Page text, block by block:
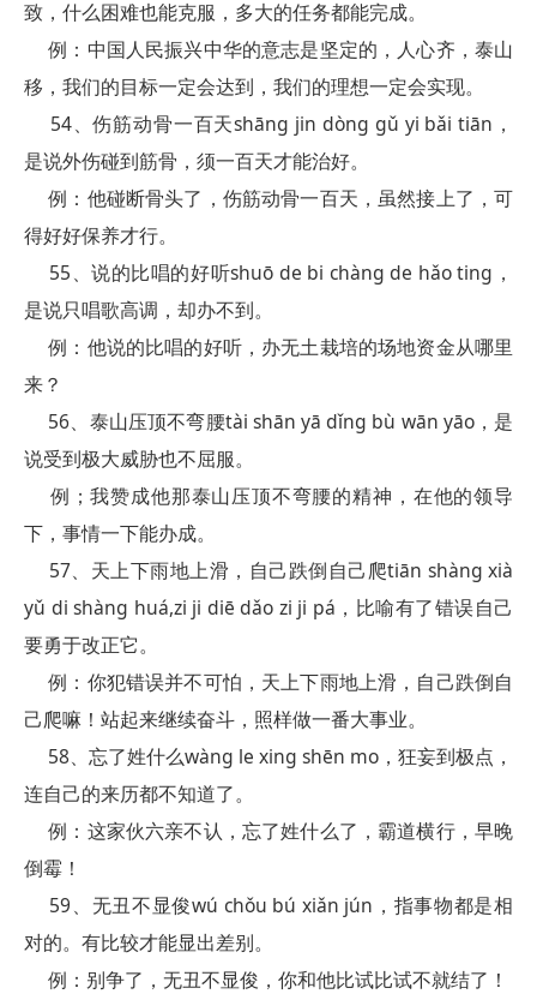
致，什么困难也能克服，多大的任务都能完成。
例：中国人民振兴中华的意志是坚定的，人心齐，泰山
移，我们的目标一定会达到，我们的理想一定会实现。
54、伤筋动骨一百天shāng jin dòng gǔ yi bǎi tiān，
是说外伤碰到筋骨，须一百天才能治好。
例：他碰断骨头了，伤筋动骨一百天，虽然接上了，可
得好好保养才行。
55、说的比唱的好听shuō de bi chàng de hǎo ting，
是说只唱歌高调，却办不到。
例：他说的比唱的好听，办无土栽培的场地资金从哪里
来？
56、泰山压顶不弯腰tài shān yā dǐng bù wān yāo，是
说受到极大威胁也不屈服。
例；我赞成他那泰山压顶不弯腰的精神，在他的领导
下，事情一下能办成。
57、天上下雨地上滑，自己跌倒自己爬tiān shàng xià
yǔ di shàng huá,zi ji diē dǎo zi ji pá，比喻有了错误自己
要勇于改正它。
例：你犯错误并不可怕，天上下雨地上滑，自己跌倒自
己爬嘛！站起来继续奋斗，照样做一番大事业。
58、忘了姓什么wàng le xing shēn mo，狂妄到极点，
连自己的来历都不知道了。
例：这家伙六亲不认，忘了姓什么了，霸道横行，早晚
倒霉！
59、无丑不显俊wú chǒu bú xiǎn jún，指事物都是相
对的。有比较才能显出差别。
例：别争了，无丑不显俊，你和他比试比试不就结了！